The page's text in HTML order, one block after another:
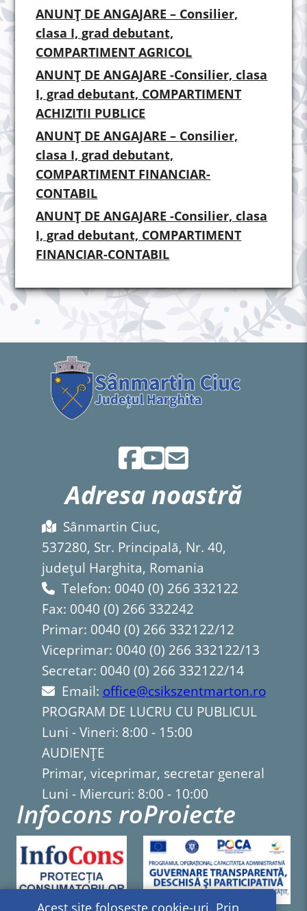
ANUNȚ DE ANGAJARE – Consilier,
clasa I, grad debutant,
COMPARTIMENT AGRICOL
ANUNȚ DE ANGAJARE -Consilier, clasa
I, grad debutant, COMPARTIMENT
ACHIZITII PUBLICE
ANUNȚ DE ANGAJARE – Consilier,
clasa I, grad debutant,
COMPARTIMENT FINANCIAR-
CONTABIL
ANUNȚ DE ANGAJARE -Consilier, clasa
I, grad debutant, COMPARTIMENT
FINANCIAR-CONTABIL
Adresa noastră
Sânmartin Ciuc,
537280, Str. Principală, Nr. 40,
județul Harghita, Romania
Telefon: 0040 (0) 266 332122
Fax: 0040 (0) 266 332242
Primar: 0040 (0) 266 332122/12
Viceprimar: 0040 (0) 266 332122/13
Secretar: 0040 (0) 266 332122/14
Email: office@csikszentmarton.ro
PROGRAM DE LUCRU CU PUBLICUL
Luni - Vineri: 8:00 - 15:00
AUDIENȚE
Primar, viceprimar, secretar general
Luni - Miercuri: 8:00 - 10:00
Infocons roProiecte
Acest site folosește cookie-uri. Prin